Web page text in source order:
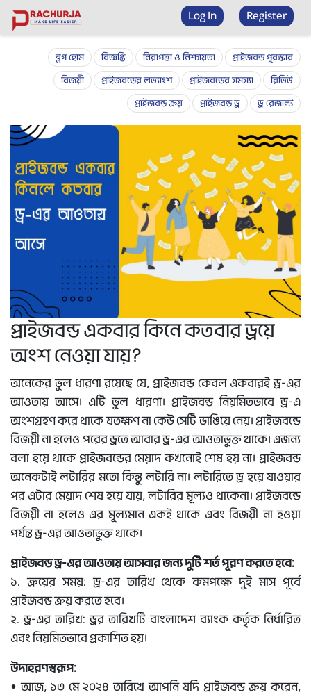
Log In Register
ব্লগ হোম বিজ্ঞপ্তি নিরাপত্তা ও নিশ্চায়তা
প্রাইজবন্ড পুরস্কার
বিজয়ী
প্রাইজবন্ডের লভ্যাংশ প্রাইজবন্ডের সমস্যা
রিভিউ
প্রাইজবন্ড ক্রয়
প্রাইজবন্ড ড্র ড্র রেজাল্ট
প্রাইজবন্ড একবার কিনে কতবার ড্রয়ে
অংশ নেওয়া যায়?
অনেকের ভুল ধারণা রয়েছে যে, প্রাইজবন্ড কেবল একবারই ড্র-এর
আওতায় আসে। এটি ভুল ধারণা। প্রাইজবন্ড নিয়মিতভাবে ড্র-এ
অংশগ্রহণ করে থাকে যতক্ষণ না কেউ সেটি ভাঙিয়ে নেয়। প্রাইজবন্ডে
বিজয়ী না হলেও পরের ড্রতে আবার ড্র-এর আওতাভুক্ত থাকে। এজন্য
বলা হয়ে থাকে প্রাইজবন্ডের মেয়াদ কখনোই শেষ হয় না। প্রাইজবন্ড
অনেকটাই লটারির মতো কিন্তু লটারি না। লটারিতে ড্র হয়ে যাওয়ার
পর এটার মেয়াদ শেষ হয়ে যায়, লটারির মূল্যও থাকেনা। প্রাইজবন্ডে
বিজয়ী না হলেও এর মূল্যমান একই থাকে এবং বিজয়ী না হওয়া
পর্যন্ত ড্র-এর আওতাভুক্ত থাকে।
প্রাইজবন্ড ড্র-এর আওতায় আসবার জন্য দুটি শর্ত পূরণ করতে হবে:
১. ক্রয়ের সময়: ড্র-এর তারিখ থেকে কমপক্ষে দুই মাস পূর্বে
প্রাইজবন্ড ক্রয় করতে হবে।
২. ড্র-এর তারিখ: ড্রর তারিখটি বাংলাদেশ ব্যাংক কর্তৃক নির্ধারিত
এবং নিয়মিতভাবে প্রকাশিত হয়।
উদাহরণস্বরূপ:
• আজ, ১৩ মে ২০২৪ তারিখে আপনি যদি প্রাইজবন্ড ক্রয় করেন,